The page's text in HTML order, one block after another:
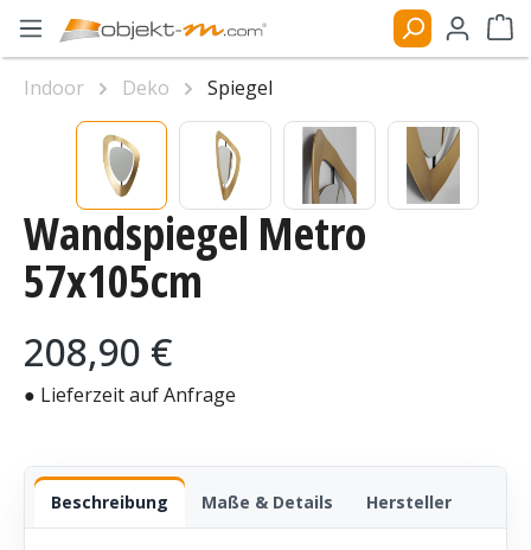
Zum Hauptinhalt springen
Wandspiegel Metro
57x105cm
Regulärer Preis:
208,90 €
● Lieferzeit auf Anfrage
Beschreibung Maße & Details Hersteller
Indoor Deko
Spiegel
Bildergalerie überspringen